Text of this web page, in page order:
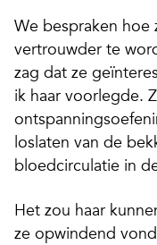
We bespraken hoe
vertrouwder te
zag dat ze
ik haar voorlegde.
loslaten van de
bloedcirculatie in
Het zou haar
ze opwindend